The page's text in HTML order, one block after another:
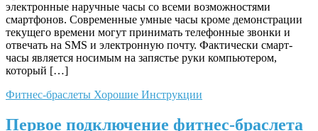
электронные наручные часы со всеми возможностями
смартфонов. Современные умные часы кроме демонстрации
текущего времени могут принимать телефонные звонки и
отвечать на SMS и электронную почту. Фактически смарт-
часы является носимым на запястье руки компьютером,
который […]
Фитнес-браслеты Хорошие Инструкции
Первое подключение фитнес-браслета